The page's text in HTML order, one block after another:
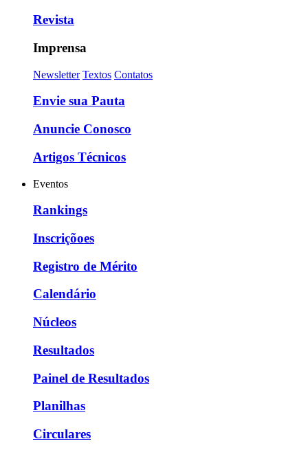
Revista
Imprensa
Newsletter Textos Contatos
Envie sua Pauta
Anuncie Conosco
Artigos Técnicos
Eventos
Rankings
Inscriçõoes
Registro de Mérito
Calendário
Núcleos
Resultados
Painel de Resultados
Planilhas
Circulares